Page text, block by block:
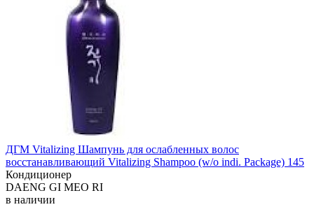
ДГМ Vitalizing Шампунь для ослабленных волос
восстанавливающий Vitalizing Shampoo (w/o indi. Package) 145
Кондиционер
DAENG GI MEO RI
в наличии